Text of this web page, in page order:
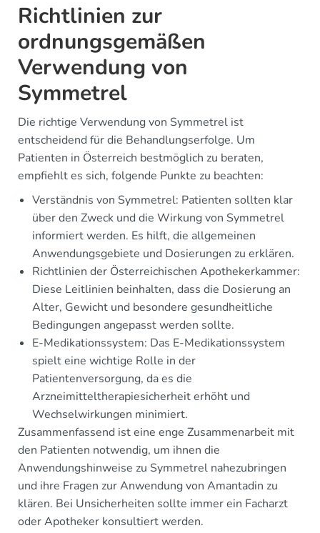
Richtlinien zur
ordnungsgemäßen
Verwendung von
Symmetrel
Die richtige Verwendung von Symmetrel ist
entscheidend für die Behandlungserfolge. Um
Patienten in Österreich bestmöglich zu beraten,
empfiehlt es sich, folgende Punkte zu beachten:
Verständnis von Symmetrel: Patienten sollten klar
über den Zweck und die Wirkung von Symmetrel
informiert werden. Es hilft, die allgemeinen
Anwendungsgebiete und Dosierungen zu erklären.
Richtlinien der Österreichischen Apothekerkammer:
Diese Leitlinien beinhalten, dass die Dosierung an
Alter, Gewicht und besondere gesundheitliche
Bedingungen angepasst werden sollte.
E-Medikationssystem: Das E-Medikationssystem
spielt eine wichtige Rolle in der
Patientenversorgung, da es die
Arzneimitteltherapiesicherheit erhöht und
Wechselwirkungen minimiert.
Zusammenfassend ist eine enge Zusammenarbeit mit
den Patienten notwendig, um ihnen die
Anwendungshinweise zu Symmetrel nahezubringen
und ihre Fragen zur Anwendung von Amantadin zu
klären. Bei Unsicherheiten sollte immer ein Facharzt
oder Apotheker konsultiert werden.